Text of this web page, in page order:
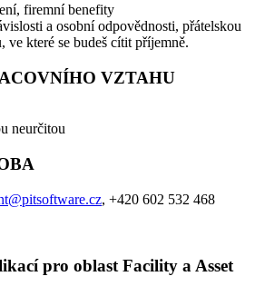
firemní benefity
a osobní odpovědnosti, přátelskou
ve které se budeš cítit příjemně.
VZTAHU
neurčitou
, +420 602 532 468
pro oblast Facility a Asset